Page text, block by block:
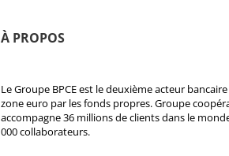
À PROPOS
Le Groupe BPCE est le deuxième acteur
zone euro par les fonds propres. Groupe
accompagne 36 millions de clients dans le
000 collaborateurs.